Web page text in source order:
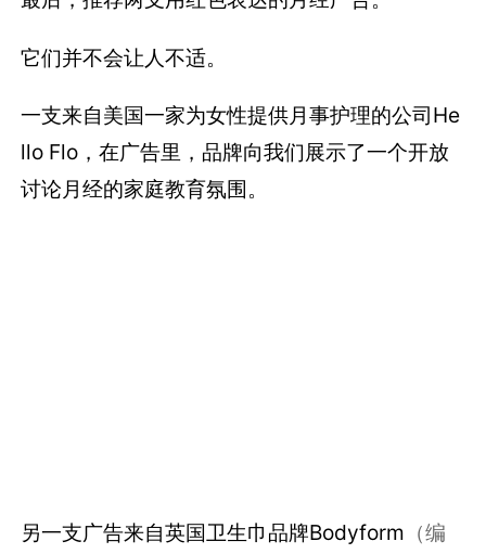
它们并不会让人不适。
一支来自美国一家为女性提供月事护理的公司He
llo Flo，在广告里，品牌向我们展示了一个开放
讨论月经的家庭教育氛围。
另一支广告来自英国卫生巾品牌Bodyform （编